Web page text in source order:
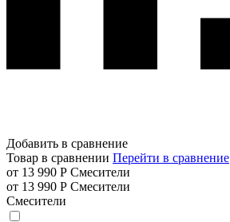
Добавить в сравнение
Товар в сравнении Перейти в сравнение
от 13 990 Р Смесители
от 13 990 Р Смесители
Смесители